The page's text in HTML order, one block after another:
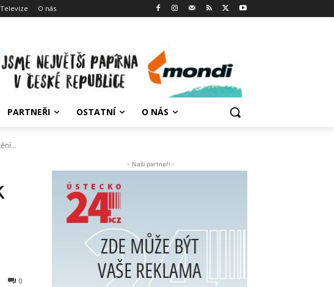
Televize O nás
PARTNEŘI OSTATNÍ O NÁS
0
- Naši partneři -